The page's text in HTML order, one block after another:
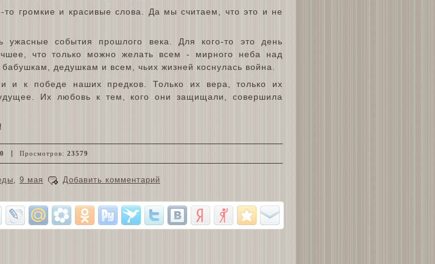
то громкие и красивые слова. Да мы считаем, что это и не
ужасные события прошлого века. Для кого-то это день
что только можно желать всем - мирного неба над
дедушкам и всем, чьих жизней коснулась война.
и к победе наших предков. Только их вера, только их
Их любовь к тем, кого они защищали, совершила
Просмотров: 23579
9 мая Добавить комментарий